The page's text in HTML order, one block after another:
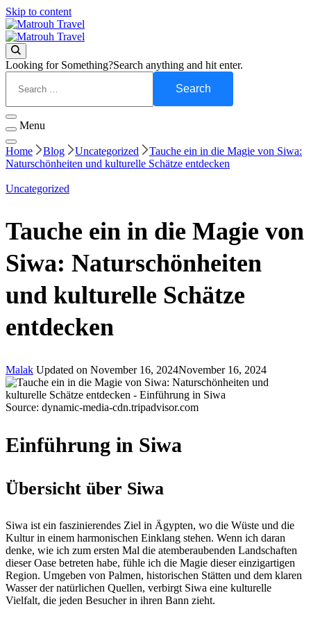
Skip to content
Matrouh Travel
Visit Matrouh
Matrouh Travel
Visit Matrouh
Looking for Something?Search anything and hit enter.
Menu
Home Blog Uncategorized
Tauche ein in die Magie von Siwa:
Naturschönheiten und kulturelle Schätze entdecken
Uncategorized
Tauche ein in die Magie von
Siwa: Naturschönheiten
und kulturelle Schätze
entdecken
Malak Updated on November 16, 2024November 16, 2024
Source: dynamic-media-cdn.tripadvisor.com
Einführung in Siwa
Übersicht über Siwa
Siwa ist ein faszinierendes Ziel in Ägypten, wo die Wüste und die
Kultur in einem harmonischen Einklang stehen. Wenn ich daran
denke, wie ich zum ersten Mal die atemberaubenden Landschaften
dieser Oase betreten habe, fühle ich die Magie dieser einzigartigen
Region. Umgeben von Palmen, historischen Stätten und dem klaren
Wasser der natürlichen Quellen, verbirgt Siwa eine kulturelle
Vielfalt, die jeden Besucher in ihren Bann zieht.